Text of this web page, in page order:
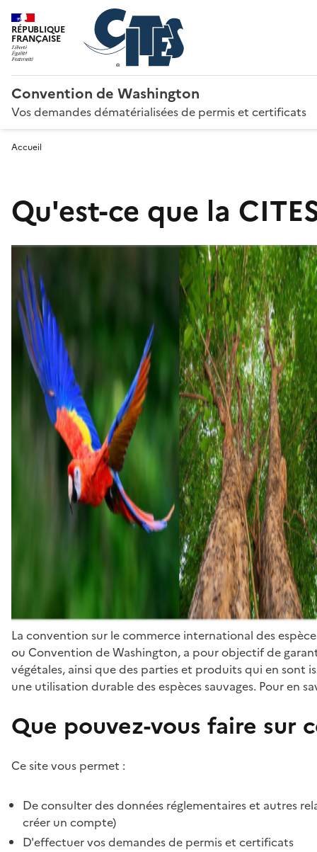
RÉPUBLIQUE
FRANÇAISE
Convention de Washington
Vos demandes dématérialisées de permis et certificats
Accueil
Qu'est-ce que la
La convention sur le commerce international des
ou Convention de Washington, a pour objectif de
végétales, ainsi que des parties et produits qui en sont
une utilisation durable des espèces sauvages. Pour en
Que pouvez-vous faire sur
Ce site vous permet :
De consulter des données réglementaires et autres
créer un compte)
D'effectuer vos demandes de permis et certificats